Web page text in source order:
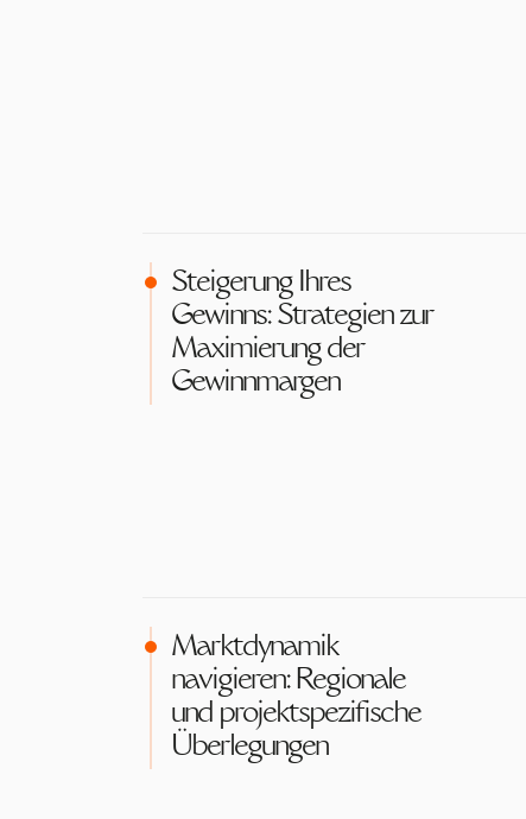
Steigerung Ihres
Gewinns: Strategien zur
Maximierung der
Gewinnmargen
Marktdynamik
navigieren: Regionale
und projektspezifische
Überlegungen